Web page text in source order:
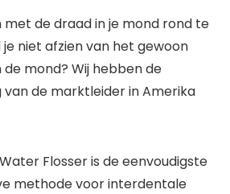
met de draad in je mond rond te
niet afzien van het gewoon
mond? Wij hebben de
de marktleider in Amerika
Flosser is de eenvoudigste
methode voor interdentale